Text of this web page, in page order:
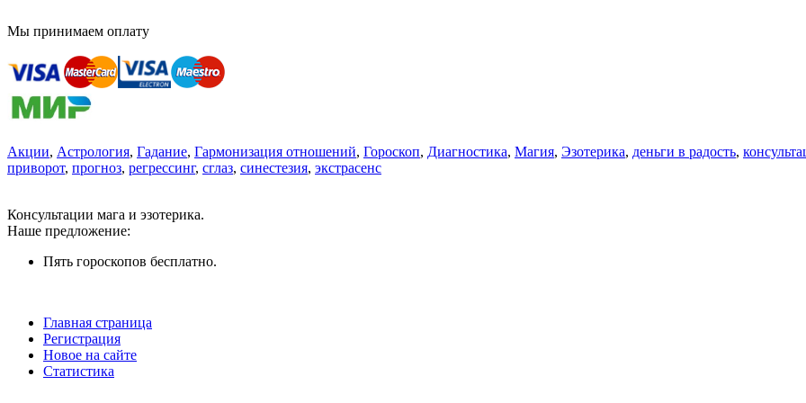
Мы принимаем оплату
Акции, Астрология, Гадание, Гармонизация отношений, Гороскоп, Диагностика, Магия, Эзотерика, деньги в радость,
приворот, прогноз, регрессинг, сглаз, синестезия, экстрасенс
Консультации мага и эзотерика.
Наше предложение:
Пять гороскопов бесплатно.
Главная страница
Регистрация
Новое на сайте
Статистика